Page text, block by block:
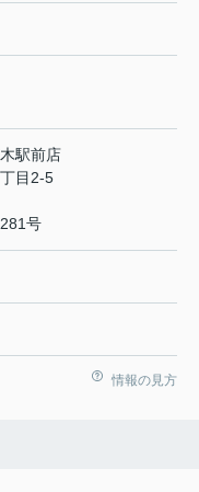
駅前店
目2-5
号
情報の見方